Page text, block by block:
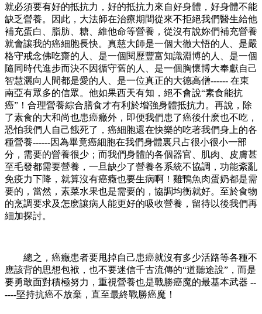
就必須要有好的抵抗力，好的抵抗力來自好身體，好身體不能
缺乏營養。因此，大法師在治療期間從來不拒絕我們醫生給他
補充蛋白、脂肪、糖、維他命等營養，從沒有說妳們補充營養
就會讓我的癌細胞長快。真慈大師是一個大徹大悟的人、是嚴
格守戒念佛吃齋的人、是一個閱歷豐富知識淵博的人、是一個
隨同時代進步而決不因循守舊的人、是一個胸懷博大奉獻自己
智慧灑向人間都是愛的人、是一位真正的大德高僧------ 在東
南亞有眾多的信眾。他如果西天有知，絕不會說“素食能抗
癌”！合理營養綜合膳食才有利於增強身體抵抗力。再說，除
了素食的大和尚也患癌癥外，即便我們患了癌後什麽也不吃，
恐怕我們人自己餓死了，癌細胞還在快樂的吃著我們身上的各
種營養------因為畢竟癌細胞在我們身體裏只占很小很小一部
分，需要的營養很少；而我們身體的各個器官、肌肉、皮膚甚
至毛發都需要營養，一旦缺少了營養各系統不協調，功能紊亂
免疫力下降，就算沒有癌癥也要生病啊！雞鴨魚肉蛋奶都是需
要的，當然，素菜水果也是需要的，協調均衡就好。至於食物
的烹調要求及怎麽讓病人能更好的吸收營養，留待以後我們再
細加探討。
總之，癌癥患者要甩掉自己患癌就沒有多少活路等各種不
應該背的思想包袱，也不要迷信千古流傳的“道聽途說”，而是
要勇敢面對積極努力，重視營養也是戰勝癌魔的最基本武器 --
----堅持抗癌不放棄，直至最終戰勝癌魔！